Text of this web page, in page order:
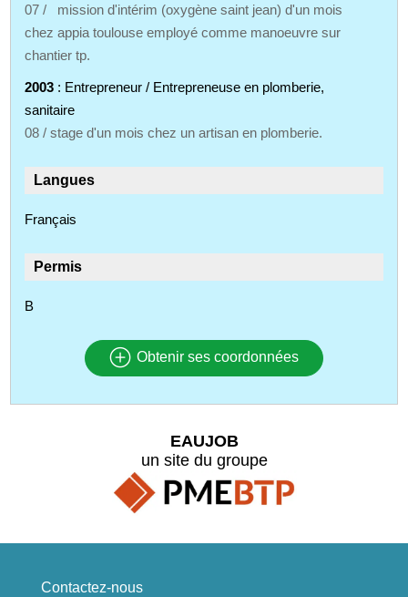
07 / mission d'intérim (oxygène saint jean) d'un mois
chez appia toulouse employé comme manoeuvre sur
chantier tp.
2003 : Entrepreneur / Entrepreneuse en plomberie,
sanitaire
08 / stage d'un mois chez un artisan en plomberie.
Langues
Français
Permis
B
Obtenir ses coordonnées
EAUJOB
un site du groupe
Contactez-nous